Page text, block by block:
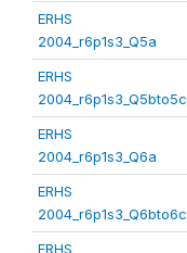
ERHS
2004_r6p1s3_Q5a
ERHS
2004_r6p1s3_Q5bto5c
ERHS
2004_r6p1s3_Q6a
ERHS
2004_r6p1s3_Q6bto6c
ERHS